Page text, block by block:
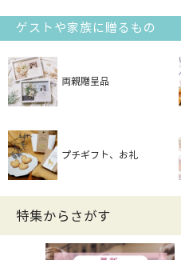
ゲストや家族に贈るもの
両親贈呈品
プチギフト、お礼
特集からさがす